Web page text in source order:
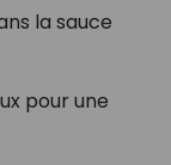
la sauce
pour une